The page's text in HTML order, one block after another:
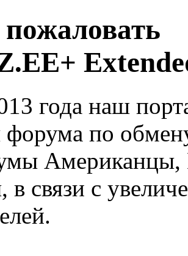
года наш
форума по
связи с